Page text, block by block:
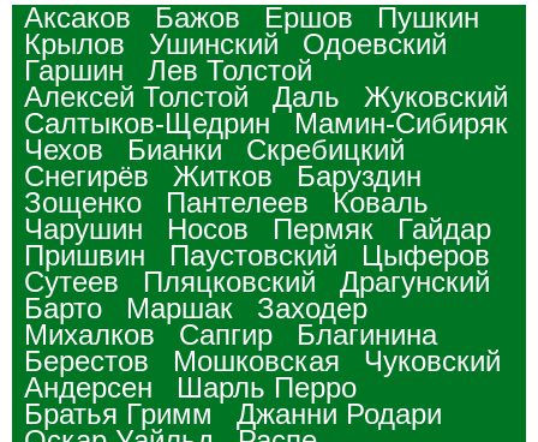
Аксаков
Бажов Ершов
Пушкин
Крылов
Ушинский
Одоевский
Гаршин
Лев Толстой
Алексей Толстой
Даль
Жуковский
Салтыков-Щедрин
Мамин-Сибиряк
Чехов
Бианки
Скребицкий
Снегирёв
Житков
Баруздин
Зощенко
Пантелеев
Коваль
Чарушин
Носов Пермяк
Гайдар
Пришвин
Паустовский
Цыферов
Сутеев
Пляцковский
Драгунский
Барто
Маршак
Заходер
Михалков
Сапгир
Благинина
Берестов
Мошковская
Чуковский
Андерсен
Шарль Перро
Братья Гримм
Джанни Родари